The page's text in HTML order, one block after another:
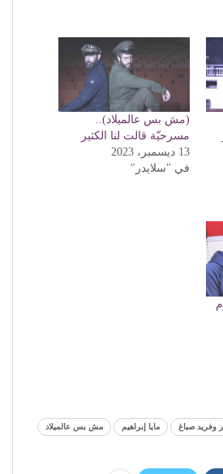
(مش بس عالميلاد)..
مسرحيّة قالت لنا الكثير
13 ديسمبر، 2023
في "سلايدر"
وفريد صباغ مايا إبراهيم مش بس عالميلاد